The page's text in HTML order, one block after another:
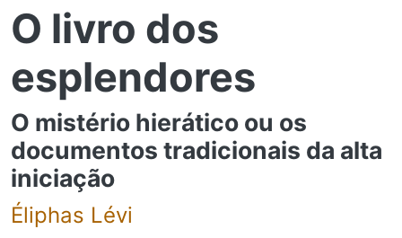
O livro dos
esplendores
O mistério hierático ou os
documentos tradicionais da alta
iniciação
Éliphas Lévi